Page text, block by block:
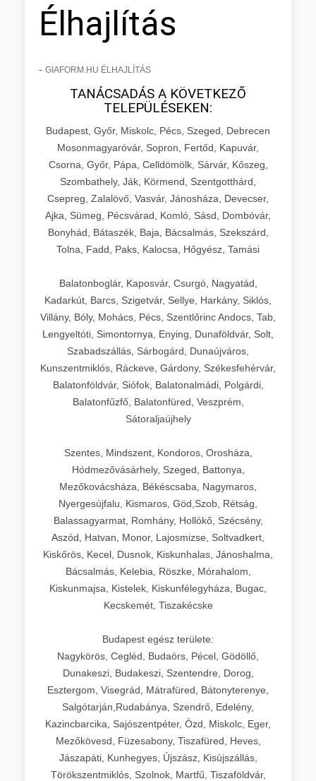
Élhajlítás
- GIAFORM.HU ÉLHAJLÍTÁS
TANÁCSADÁS A KÖVETKEZŐ
TELEPÜLÉSEKEN:
Budapest, Győr, Miskolc, Pécs, Szeged, Debrecen
Mosonmagyaróvár, Sopron, Fertőd, Kapuvár,
Csorna, Győr, Pápa, Celldömölk, Sárvár, Kőszeg,
Szombathely, Ják, Körmend, Szentgotthárd,
Csepreg, Zalalövő, Vasvár, Jánosháza, Devecser,
Ajka, Sümeg, Pécsvárad, Komló, Sásd, Dombóvár,
Bonyhád, Bátaszék, Baja, Bácsalmás, Szekszárd,
Tolna, Fadd, Paks, Kalocsa, Hőgyész, Tamási
Balatonboglár, Kaposvár, Csurgó, Nagyatád,
Kadarkút, Barcs, Szigetvár, Sellye, Harkány, Siklós,
Villány, Bóly, Mohács, Pécs, Szentlőrinc Andocs, Tab,
Lengyeltóti, Simontornya, Enying, Dunaföldvár, Solt,
Szabadszállás, Sárbogárd, Dunaújváros,
Kunszentmiklós, Ráckeve, Gárdony, Székesfehérvár,
Balatonföldvár, Siófok, Balatonalmádi, Polgárdi,
Balatonfűzfő, Balatonfüred, Veszprém,
Sátoraljaújhely
Szentes, Mindszent, Kondoros, Orosháza,
Hódmezővásárhely, Szeged, Battonya,
Mezőkovácsháza, Békéscsaba, Nagymaros,
Nyergesújfalu, Kismaros, Göd,Szob, Rétság,
Balassagyarmat, Romhány, Hollókő, Szécsény,
Aszód, Hatvan, Monor, Lajosmizse, Soltvadkert,
Kiskőrös, Kecel, Dusnok, Kiskunhalas, Jánoshalma,
Bácsalmás, Kelebia, Röszke, Mórahalom,
Kiskunmajsa, Kistelek, Kiskunfélegyháza, Bugac,
Kecskemét, Tiszakécske
Budapest egész területe:
Nagykörös, Cegléd, Budaörs, Pécel, Gödöllő,
Dunakeszi, Budakeszi, Szentendre, Dorog,
Esztergom, Visegrád, Mátrafüred, Bátonyterenye,
Salgótarján,Rudabánya, Szendrő, Edelény,
Kazincbarcika, Sajószentpéter, Ózd, Miskolc, Eger,
Mezőkövesd, Füzesabony, Tiszafüred, Heves,
Jászapáti, Kunhegyes, Újszász, Kisújszállás,
Törökszentmiklós, Szolnok, Martfű, Tiszaföldvár,